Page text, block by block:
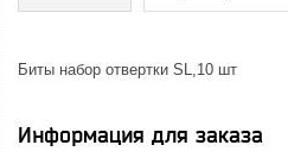
Биты набор отвертки SL,10 шт
Информация для заказа